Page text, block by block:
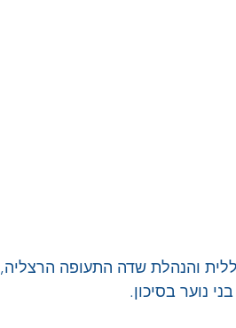
14:00, אגודת התעופה הכללית והנהלת שדה התעופה הרצליה,